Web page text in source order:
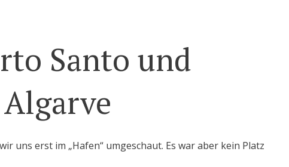
Santo und
uns erst im „Hafen“ umgeschaut. Es war aber kein Platz